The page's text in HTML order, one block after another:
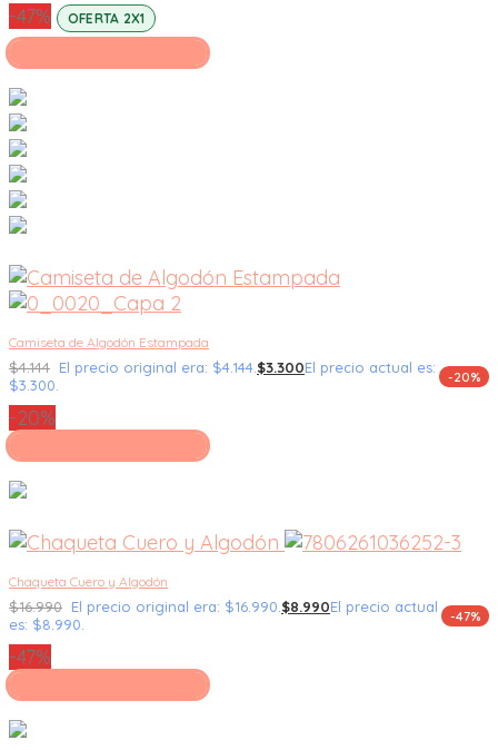
-47% OFERTA 2X1
Seleccionar opciones
Camiseta de Algodón Estampada
$4.144 El precio original era: $4.144. $3.300El precio actual es:
$3.300.
-20%
-20%
Seleccionar opciones
Chaqueta Cuero y Algodón
$16.990 El precio original era: $16.990. $8.990El precio actual
es: $8.990.
-47%
-47%
Seleccionar opciones